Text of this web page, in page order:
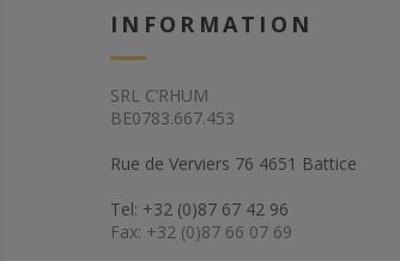
INFORMATION
SRL C’RHUM
BE0783.667.453
Rue de Verviers 76 4651 Battice
Tel: +32 (0)87 67 42 96
Fax: +32 (0)87 66 07 69